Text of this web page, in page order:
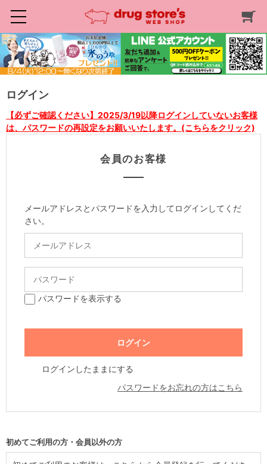
ログイン
【必ずご確認ください】2025/3/19以降ログインしていないお客様
は、パスワードの再設定をお願いいたします。(こちらをクリック)
会員のお客様
メールアドレスとパスワードを入力してログインしてくだ
さい。
パスワードを表示する
ログインしたままにする
パスワードをお忘れの方はこちら
初めてご利用の方・会員以外の方